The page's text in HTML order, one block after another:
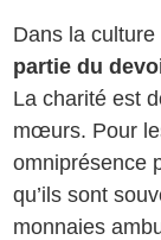
Dans la culture
partie du
La charité est
mœurs. Pour
omniprésence
qu’ils sont
monnaies